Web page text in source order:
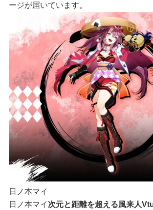
ージが届いています。
日ノ本マイ
日ノ本マイ 次元と距離を超える風来人